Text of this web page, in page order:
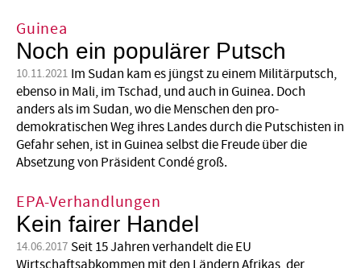
Guinea
Noch ein populärer Putsch
10.11.2021 Im Sudan kam es jüngst zu einem Militärputsch,
ebenso in Mali, im Tschad, und auch in Guinea. Doch
anders als im Sudan, wo die Menschen den pro-
demokratischen Weg ihres Landes durch die Putschisten in
Gefahr sehen, ist in Guinea selbst die Freude über die
Absetzung von Präsident Condé groß.
EPA-Verhandlungen
Kein fairer Handel
14.06.2017 Seit 15 Jahren verhandelt die EU